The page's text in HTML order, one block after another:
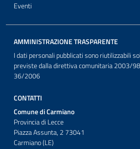
Eventi
AMMINISTRAZIONE TRASPARENTE
I dati personali pubblicati sono riutilizzabili
previste dalla direttiva comunitaria 2003/
36/2006
CONTATTI
Comune di Carmiano
Provincia di Lecce
Piazza Assunta, 2 73041
Carmiano (LE)